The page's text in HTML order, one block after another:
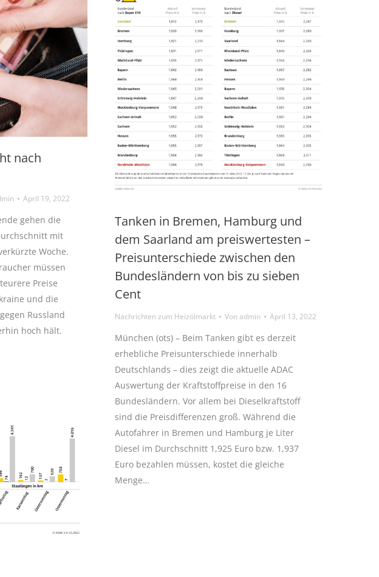
nach
April 19, 2022
gehen die
mit
Woche.
müssen
Preise
und die
Russland
hoch hält.
Tanken in Bremen, Hamburg und
dem Saarland am preiswertesten –
Preisunterschiede zwischen den
Bundesländern von bis zu sieben
Cent
Nachrichten zum Heizölmarkt Vonadmin April 13, 2022
München (ots) – Beim Tanken gibt es derzeit
erhebliche Preisunterschiede innerhalb
Deutschlands – dies zeigt die aktuelle ADAC
Auswertung der Kraftstoffpreise in den 16
Bundesländern. Vor allem bei Dieselkraftstoff
sind die Preisdifferenzen groß. Während die
Autofahrer in Bremen und Hamburg je Liter
Diesel im Durchschnitt 1,925 Euro bzw. 1,937
Euro bezahlen müssen, kostet die gleiche
Menge…